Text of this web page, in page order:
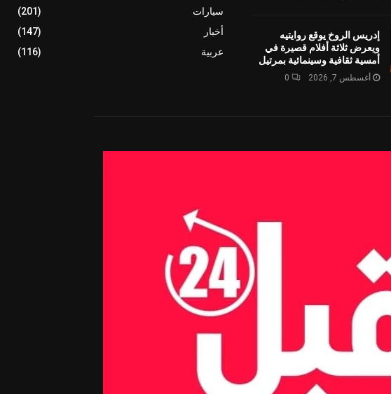
إدريس الروخ يوقع روايتيه
ويعرض ثلاثة أفلام قصيرة في
أمسية ثقافية وسينمائية بمرتيل
أغسطس 7, 2026 0
سيارات
(201)
أخبار
(147)
عربية
(116)